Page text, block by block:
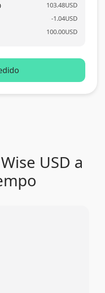
103.48USD
-1.04USD
100.00USD
USD a